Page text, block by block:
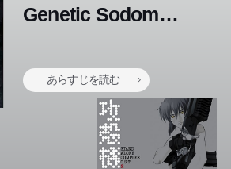
Genetic Sodom
あらすじを読む